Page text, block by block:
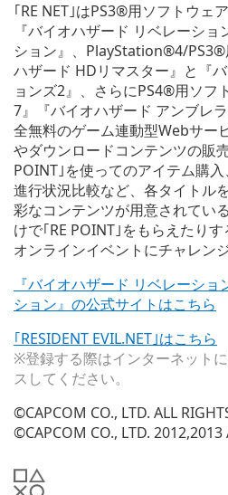
｢RE NET｣はPS3®用ソフトウェ
『バイオハザード リベレーシ
ション』、PlayStation®4/
ハザード HDリマスター』と『
ョンズ2』、さらにPS4®用ソフ
7』『バイオハザード アンブレ
全無料のゲーム連動型Webサー
やダウンロードコンテンツの販
POINT｣を使ってのアイテム購
進行状況比較など、各タイトル
彩なコンテンツが用意されてい
けで｢RE POINT｣をもらえたり
オンラインイベントにチャレン
『バイオハザード リベレーシ
ション』の公式サイトはこちら
｢RESIDENT EVIL.NET｣はこちら
※登録する際はインターネット
スしてください。
©CAPCOM CO., LTD. ALL
©CAPCOM CO., LTD. 2012,2013